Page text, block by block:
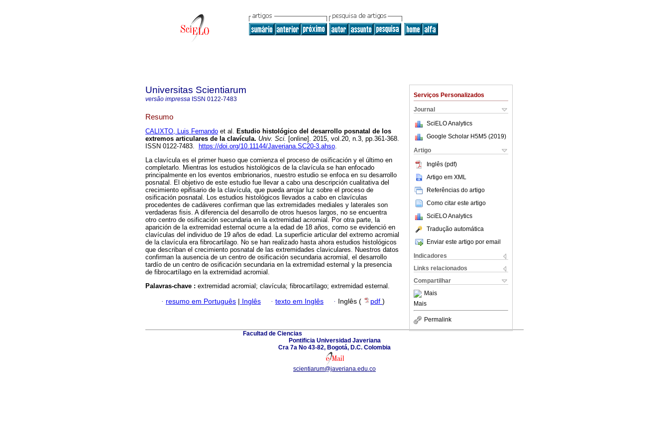
Serviços Personalizados
Journal
SciELO Analytics
Google Scholar H5M5 (2019)
Artigo
Inglês (pdf)
Artigo em XML
Referências do artigo
Como citar este artigo
SciELO Analytics
Tradução automática
Enviar este artigo por email
Indicadores
Links relacionados
Compartilhar
Mais
Mais
Permalink
Universitas Scientiarum
versão impressa ISSN 0122-7483
Resumo
CALIXTO, Luis Fernando et al. Estudio histológico del desarrollo posnatal de los
extremos articulares de la clavícula. Univ. Sci. [online]. 2015, vol.20, n.3, pp.361-368.
ISSN 0122-7483.
https://doi.org/10.11144/Javeriana.SC20-3.ahso.
La clavícula es el primer hueso que comienza el proceso de osificación y el último en
completarlo. Mientras los estudios histológicos de la clavícula se han enfocado
principalmente en los eventos embrionarios, nuestro estudio se enfoca en su desarrollo
posnatal. El objetivo de este estudio fue llevar a cabo una descripción cualitativa del
crecimiento epifisario de la clavícula, que pueda arrojar luz sobre el proceso de
osificación posnatal. Los estudios histológicos llevados a cabo en clavículas
procedentes de cadáveres confirman que las extremidades mediales y laterales son
verdaderas fisis. A diferencia del desarrollo de otros huesos largos, no se encuentra
otro centro de osificación secundaria en la extremidad acromial. Por otra parte, la
aparición de la extremidad esternal ocurre a la edad de 18 años, como se evidenció en
clavículas del individuo de 19 años de edad. La superficie articular del extremo acromial
de la clavícula era fibrocartilago. No se han realizado hasta ahora estudios histológicos
que describan el crecimiento posnatal de las extremidades claviculares. Nuestros datos
confirman la ausencia de un centro de osificación secundaria acromial, el desarrollo
tardío de un centro de osificación secundaria en la extremidad esternal y la presencia
de fibrocartílago en la extremidad acromial.
Palavras-chave : extremidad acromial; clavícula; fibrocartílago; extremidad esternal.
· resumo em Português | Inglês · texto em Inglês · Inglês ( pdf )
Facultad de Ciencias
Pontificia Universidad Javeriana
Cra 7a No 43-82, Bogotá, D.C. Colombia
scientiarum@javeriana.edu.co